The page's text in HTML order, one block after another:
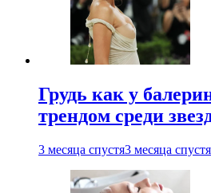
Грудь как у
трендом среди
3 месяца спустя3 месяца спустя